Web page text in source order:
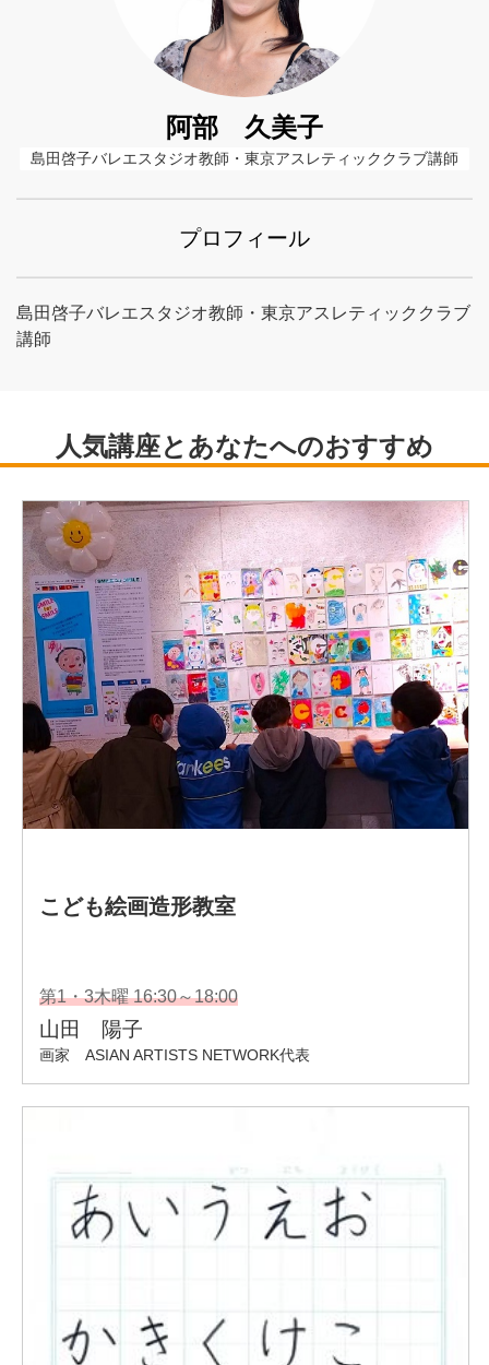
阿部 久美子
島田啓子バレエスタジオ教師・東京アスレティッククラブ講師
プロフィール
島田啓子バレエスタジオ教師・東京アスレティッククラブ
講師